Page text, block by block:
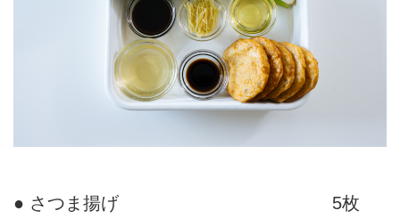
● さつま揚げ 5枚